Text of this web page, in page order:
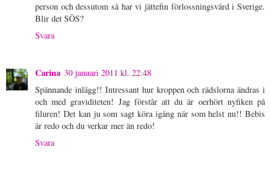
person och dessutom så har vi jättefin förlossningsvård i Sverige.
Blir det SÖS?
Svara
Carina 30 januari 2011 kl. 22:48
Spännande inlägg!! Intressant hur kroppen och rädslorna ändras i
och med graviditeten! Jag förstår att du är oerhört nyfiken på
filuren! Det kan ju som sagt köra igång när som helst nu!! Bebis
är redo och du verkar mer än redo!
Svara